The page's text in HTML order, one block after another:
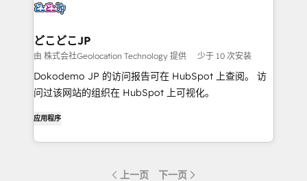
どこどこJP
由 株式会社Geolocation Technology 提供 少于 10 次安装
Dokodemo JP 的访问报告可在 HubSpot 上查阅。 访
问过该网站的组织在 HubSpot 上可视化。
应用程序
上一页 下一页